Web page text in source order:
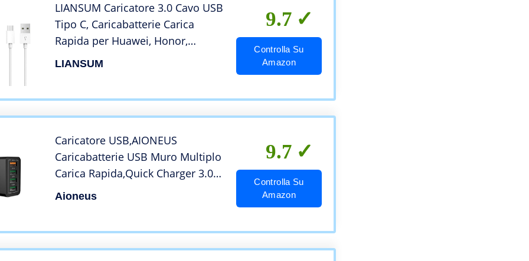
LIANSUM Caricatore 3.0 Cavo USB
Tipo C, Caricabatterie Carica
Rapida per Huawei, Honor,
Redmi, Xiaomi Mi 10/10
LIANSUM
9.7
Controlla Su
Amazon
Caricatore USB,AIONEUS
Caricabatterie USB Muro Multiplo
Carica Rapida,Quick Charger 3.0
33W/6A 4 Porte Alimentatore
Aioneus
9.7
Controlla Su
Amazon